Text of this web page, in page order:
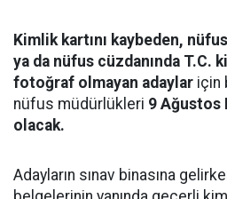
Kimlik kartını kaybeden,
ya da nüfus cüzdanında T.C.
fotoğraf olmayan adaylar için
nüfus müdürlükleri 9 Ağustos
olacak.
Adayların sınav binasına